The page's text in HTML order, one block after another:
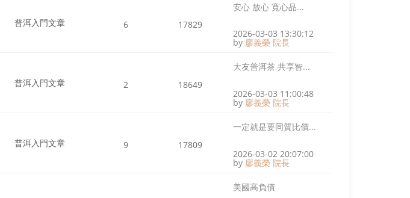
普洱入門文章 6 17829
安心 放心 寬心品...
2026-03-03 13:30:12
by 廖義榮 院長
普洱入門文章 2 18649
大友普洱茶 共享智...
2026-03-03 11:00:48
by 廖義榮 院長
普洱入門文章 9 17809
一定就是要同質比價...
2026-03-02 20:07:00
by 廖義榮 院長
美國高負債